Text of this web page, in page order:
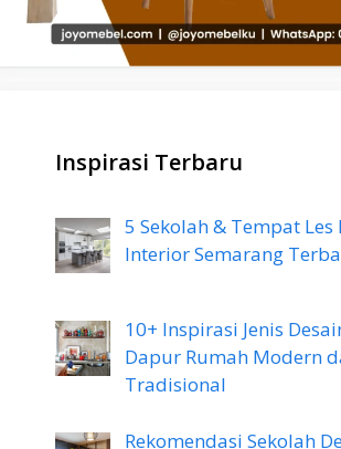
Inspirasi Terbaru
5 Sekolah & Tempat Les
Interior Semarang
10+ Inspirasi Jenis
Dapur Rumah Modern
Tradisional
Rekomendasi Sekolah